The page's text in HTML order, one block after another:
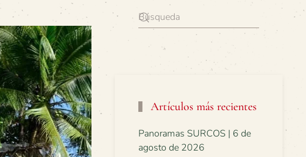
Artículos más recientes
Panoramas SURCOS | 6 de
agosto de 2026